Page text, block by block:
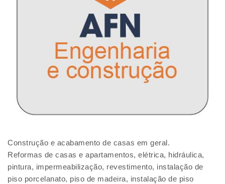
Construção e acabamento de casas em geral.
Reformas de casas e apartamentos, elétrica, hidráulica,
pintura, impermeabilização, revestimento, instalação de
piso porcelanato, piso de madeira, instalação de piso